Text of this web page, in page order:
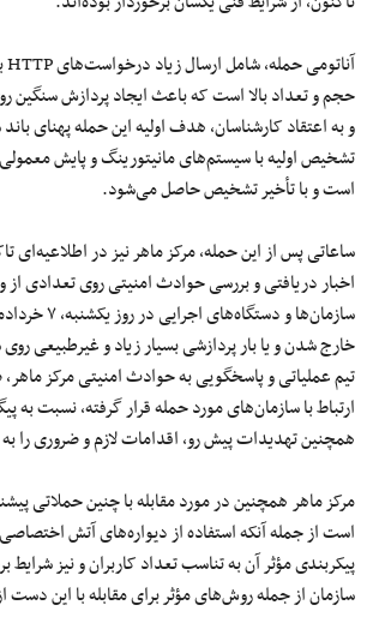
آناتومی حمله، شامل ارسال زیاد درخواست‌های HTTP به سمت
حجم و تعداد بالا است که باعث ایجاد پردازش
و به اعتقاد کارشناسان، هدف اولیه این حمله پهنای
تشخیص اولیه با سیستم‌های مانیتورینگ و پایش
است و باتأخیرتشخیص حاصلمی‌شود.
ساعاتیپسازاینحمله، مرکز ماهر نیز دراطلاعیه‌ای
اخبار دریافتی و بررسی حوادث امنیتی روی تعدادی
سازمان‌ها و دستگاه‌های اجرایی در روز یکشنبه،۷
خارج شدن و یا بار پردازشی بسیار زیاد و غیرطبیعی
تیم عملیاتی و پاسخگویی به حوادث امنیتی مرکز
ارتباط با سازمان‌هایموردحملهقرارگرفته، نسبت به
همچنینتهدیدات پیش رو، اقدامات لازم و ضروری را
مرکز ماهر همچنین در مورد مقابله با چنین حملاتی
استازجملهآنکه استفاده ازدیواره‌های
پیکربندیمؤثرآنبهتناسبتعداد کاربران و نیز شرایط
سازمانازجملهروش‌هایمؤثربرای مقابله با این